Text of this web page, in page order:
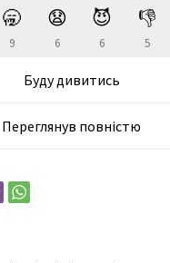
🥱
9
😧
6
😈
6
👎
5
Буду дивитись
Переглянув повністю